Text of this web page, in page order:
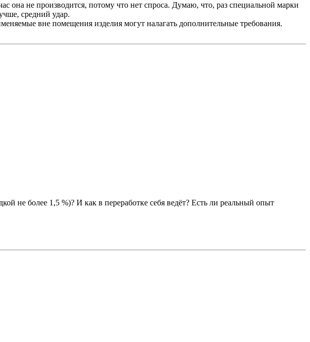
она не производится, потому что нет спроса. Думаю, что, раз специальной марки
средний удар.
вне помещения изделия могут налагать дополнительные требования.
не более 1,5 %)? И как в переработке себя ведёт? Есть ли реальный опыт